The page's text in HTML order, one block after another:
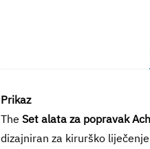
Prikaz
The Set alata za popravak
dizajniran za kirurško